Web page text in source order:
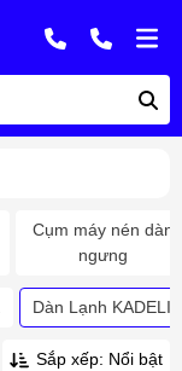
Cụm máy nén dàn
ngưng
Dàn Lạnh KADELI
Sắp xếp: Nổi bật